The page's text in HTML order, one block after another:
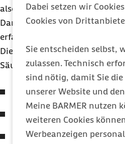
Dabei setzen wir
Cookies von
Sie entscheiden selbst,
zulassen. Technisch
sind nötig, damit Sie
unserer Website und
Meine BARMER nutzen
weiteren Cookies
Werbeanzeigen
also in Remission ist. Je
Darm ist, desto
erfahrungsgemäß die
Die Therapie derCEDstützt
Säulen und hängt davon ab,
welche Erkrankung
wie aktiv die Erkrankung
an welcher Stelle die